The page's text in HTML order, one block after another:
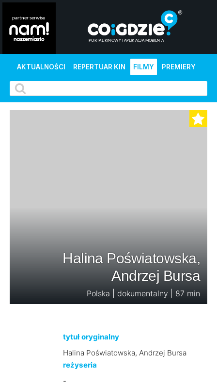
AKTUALNOŚCI REPERTUAR KIN FILMY PREMIERY
Halina Poświatowska,
Andrzej Bursa
Polska | dokumentalny | 87 min
tytuł oryginalny
Halina Poświatowska, Andrzej Bursa
reżyseria
-